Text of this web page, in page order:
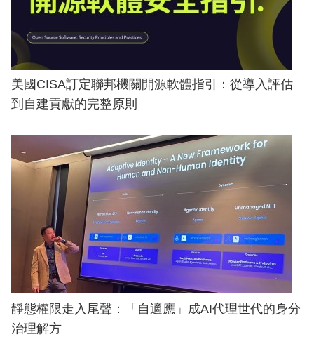
美國CISA訂定聯邦機關開源軟體指引：從導入評估
到自建貢獻的完整原則
靜態權限走入尾聲：「自適應」成AI代理世代的身分
治理解方